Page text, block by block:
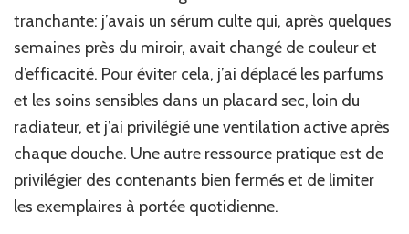
tranchante: j’avais un sérum culte qui, après quelques
semaines près du miroir, avait changé de couleur et
d’efficacité. Pour éviter cela, j’ai déplacé les parfums
et les soins sensibles dans un placard sec, loin du
radiateur, et j’ai privilégié une ventilation active après
chaque douche. Une autre ressource pratique est de
privilégier des contenants bien fermés et de limiter
les exemplaires à portée quotidienne.